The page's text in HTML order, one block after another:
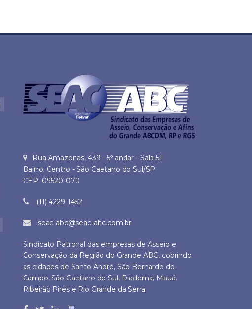
Rua Amazonas, 439 - 5º andar - Sala 51
Bairro: Centro - São Caetano do Sul/SP
CEP: 09520-070
(11) 4229-1452
seac-abc@seac-abc.com.br
Sindicato Patronal das empresas de Asseio e
Conservação da Região do Grande ABC, cobrindo
as cidades de Santo André, São Bernardo do
Campo, São Caetano do Sul, Diadema, Mauá,
Ribeirão Pires e Rio Grande da Serra